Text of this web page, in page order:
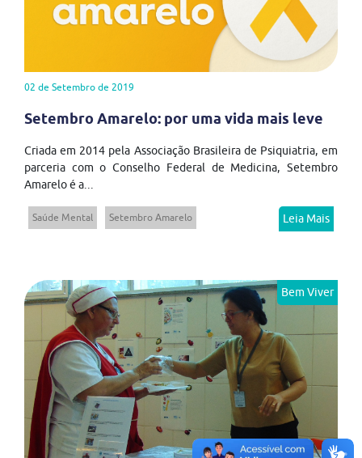
02 de Setembro de 2019
Setembro Amarelo: por uma vida mais leve
Criada em 2014 pela Associação Brasileira de Psiquiatria, em
parceria com o Conselho Federal de Medicina, Setembro
Amarelo é a...
Saúde Mental Setembro Amarelo Leia Mais
Bem Viver